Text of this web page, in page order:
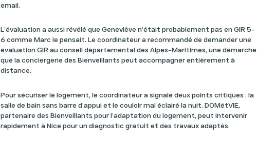
email.
L’évaluation a aussi révélé que Geneviève n’était probablement pas en GIR 5-
6 comme Marc le pensait. Le coordinateur a recommandé de demander une
évaluation GIR au conseil départemental des Alpes-Maritimes, une démarche
que la conciergerie des Bienveillants peut accompagner entièrement à
distance.
Pour sécuriser le logement, le coordinateur a signalé deux points critiques : la
salle de bain sans barre d’appui et le couloir mal éclairé la nuit. DOMétVIE,
partenaire des Bienveillants pour l’adaptation du logement, peut intervenir
rapidement à Nice pour un diagnostic gratuit et des travaux adaptés.